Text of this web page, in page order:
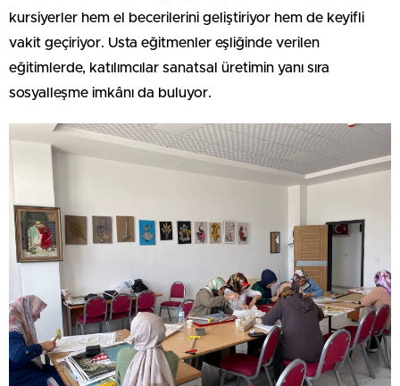
kursiyerler hem el becerilerini geliştiriyor hem de keyifli
vakit geçiriyor. Usta eğitmenler eşliğinde verilen
eğitimlerde, katılımcılar sanatsal üretimin yanı sıra
sosyalleşme imkânı da buluyor.